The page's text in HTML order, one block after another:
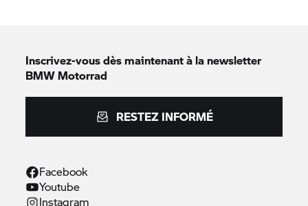
Inscrivez-vous dès maintenant à la newsletter
BMW Motorrad
RESTEZ INFORMÉ
Facebook
Youtube
Instagram